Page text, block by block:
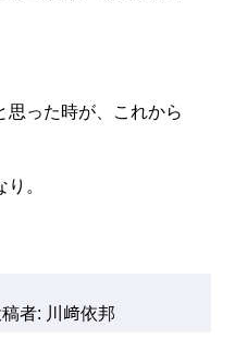
思った時が、これから
。
者: 川﨑依邦